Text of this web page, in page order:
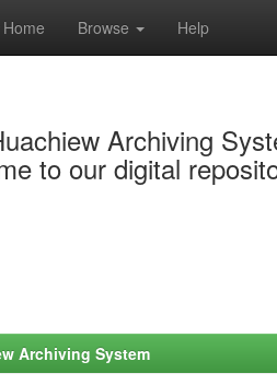
Home Browse Help
Archiving
to our digital
Archiving System